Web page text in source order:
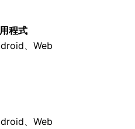
程式
、Web
、Web